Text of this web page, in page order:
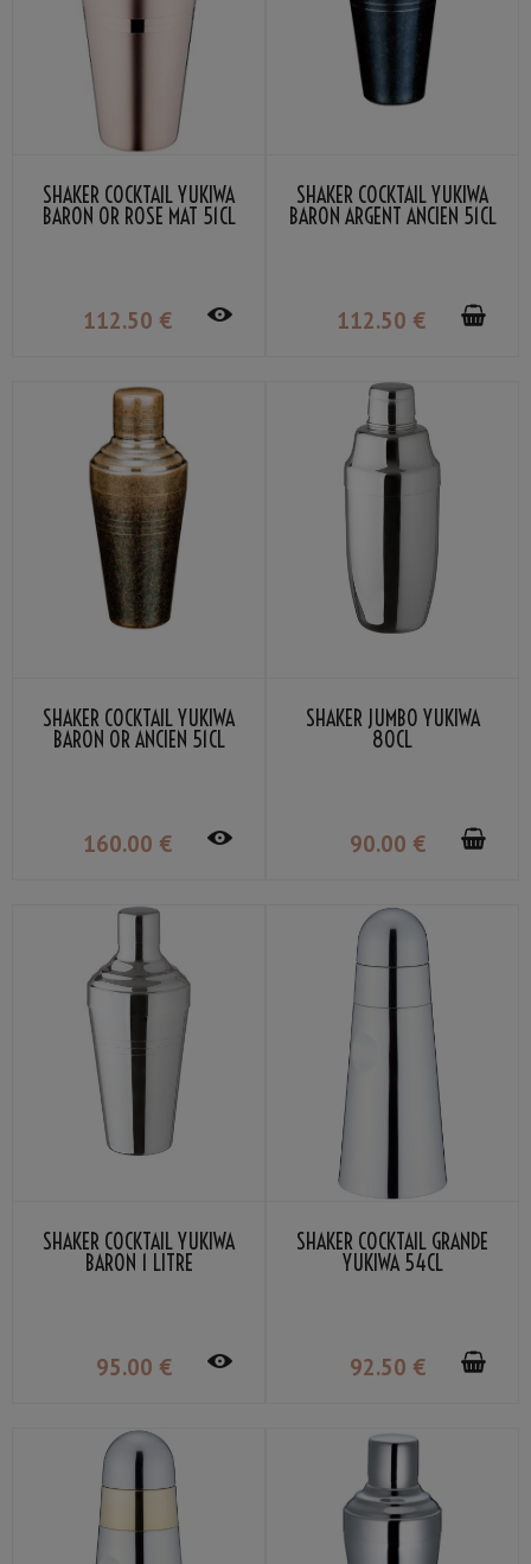
SHAKER COCKTAIL YUKIWA
BARON OR ROSE MAT 51CL
112.50 €
SHAKER COCKTAIL YUKIWA
BARON ARGENT ANCIEN 51CL
112.50 €
SHAKER COCKTAIL YUKIWA
BARON OR ANCIEN 51CL
160.00 €
SHAKER JUMBO YUKIWA
80CL
90.00 €
SHAKER COCKTAIL YUKIWA
BARON 1 LITRE
95.00 €
SHAKER COCKTAIL GRANDE
YUKIWA 54CL
92.50 €